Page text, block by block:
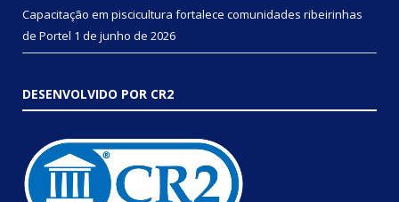
Capacitação em piscicultura fortalece comunidades ribeirinhas
de Portel 1 de junho de 2026
DESENVOLVIDO POR CR2